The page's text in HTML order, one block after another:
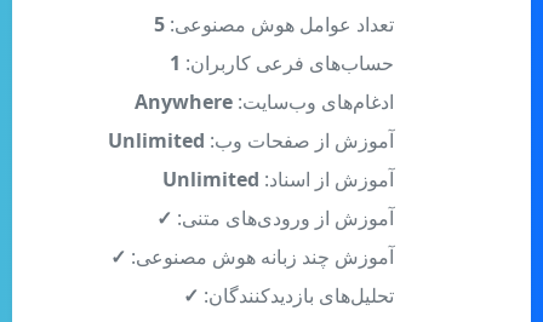
حساب‌های فرعی کاربران:1
ادغام‌های وب‌سایت:Anywhere
آموزش از صفحات وب:Unlimited
آموزش از اسناد:Unlimited
آموزش از ورودی‌های متنی:✓
آموزش چند زبانه هوش مصنوعی:
تحلیل‌های بازدیدکنندگان:✓
دسترسی API: Full